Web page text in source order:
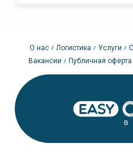
О нас Логистика Услуги
Вакансии
Публичная оферта